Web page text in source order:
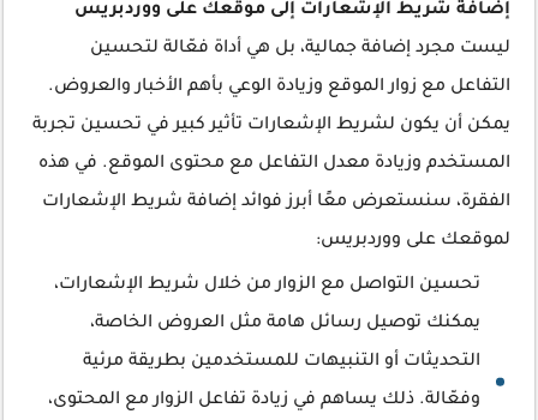
إضافة شريط الإشعارات إلى موقعك على ووردبريس
ليست مجرد إضافة جمالية، بل هي أداة فعّالة لتحسين
التفاعل مع زوار الموقع وزيادة الوعي بأهم الأخبار والعروض.
يمكن أن يكون لشريط الإشعارات تأثير كبير في تحسين تجربة
المستخدم وزيادة معدل التفاعل مع محتوى الموقع. في هذه
الفقرة، سنستعرض معًا أبرز فوائد إضافة شريط الإشعارات
لموقعك على ووردبريس:
تحسين التواصل مع الزوار من خلال شريط الإشعارات،
يمكنك توصيل رسائل هامة مثل العروض الخاصة،
التحديثات أو التنبيهات للمستخدمين بطريقة مرئية
وفعّالة. ذلك يساهم في زيادة تفاعل الزوار مع المحتوى،